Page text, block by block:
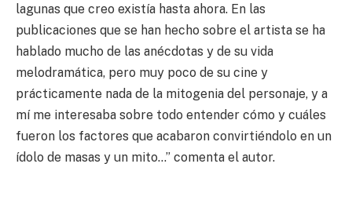
lagunas que creo existía hasta ahora. En las
publicaciones que se han hecho sobre el artista se ha
hablado mucho de las anécdotas y de su vida
melodramática, pero muy poco de su cine y
prácticamente nada de la mitogenia del personaje, y a
mí me interesaba sobre todo entender cómo y cuáles
fueron los factores que acabaron convirtiéndolo en un
ídolo de masas y un mito…” comenta el autor.